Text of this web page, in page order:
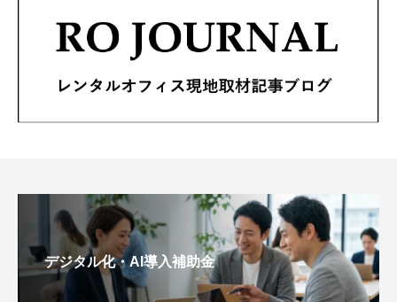
デジタル化・AI導入補助金